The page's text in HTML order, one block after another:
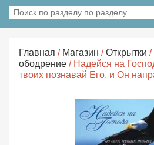
Главная / Магазин /Открытки /
ободрение / Надейся на
твоих познавай Его, и Он